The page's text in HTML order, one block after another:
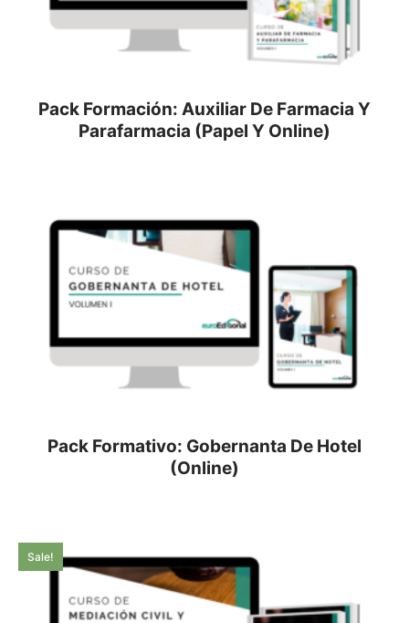
Pack Formación: Auxiliar De Farmacia Y
Parafarmacia (Papel Y Online)
Pack Formativo: Gobernanta De Hotel
(Online)
Sale!